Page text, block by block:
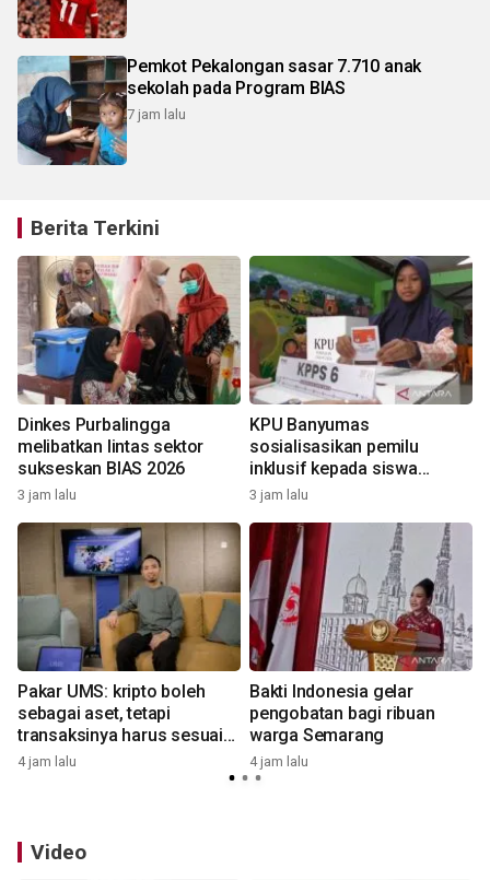
Pemkot Pekalongan sasar 7.710 anak
sekolah pada Program BIAS
7 jam lalu
Berita Terkini
Dinkes Purbalingga
melibatkan lintas sektor
sukseskan BIAS 2026
3 jam lalu
KPU Banyumas
sosialisasikan pemilu
inklusif kepada siswa
disabilitas
3 jam lalu
Pakar UMS: kripto boleh
sebagai aset, tetapi
transaksinya harus sesuai
prinsip syariah
4 jam lalu
Bakti Indonesia gelar
pengobatan bagi ribuan
warga Semarang
4 jam lalu
Video